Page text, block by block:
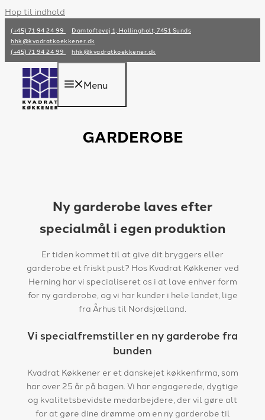
Hop til indhold
(+45) 71 94 24 99
Damtoftevej 1, Hollingholt, 7451 Sunds
hhk@kvadratkoekkener.dk
(+45) 71 94 24 99
hhk@kvadratkoekkener.dk
Menu
GARDEROBE
Ny garderobe laves efter
specialmål i egen produktion
Er tiden kommet til at give dit bryggers eller
garderobe et friskt pust? Hos Kvadrat Køkkener ved
Herning har vi specialiseret os i at lave enhver form
for ny garderobe, og vi har kunder i hele landet, lige
fra Århus til Nordsjælland.
Vi specialfremstiller en ny garderobe fra
bunden
Kvadrat Køkkener er et danskejet køkkenfirma, som
har over 25 år på bagen. Vi har engagerede, dygtige
og kvalitetsbevidste medarbejdere, der vil gøre alt
for at gøre dine drømme om en ny garderobe til